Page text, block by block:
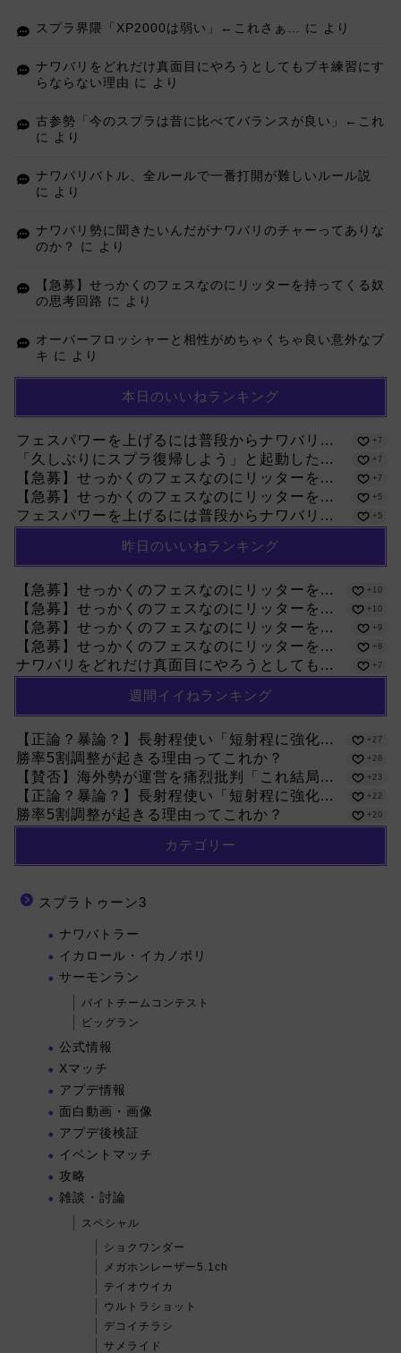
スプラ界隈「XP2000は弱い」←これさぁ… に より
ナワバリをどれだけ真面目にやろうとしてもブキ練習にす
らならない理由 に より
古参勢「今のスプラは昔に比べてバランスが良い」←これ
に
より
ナワバリバトル、全ルールで一番打開が難しいルール説
に
より
ナワバリ勢に聞きたいんだがナワバリのチャーってありな
のか？
に より
【急募】せっかくのフェスなのにリッターを持ってくる奴
の思考回路 に より
オーバーフロッシャーと相性がめちゃくちゃ良い意外なブ
キ に より
本日のいいねランキング
フェスパワーを上げるには普段からナワバリ... +7
「久しぶりにスプラ復帰しよう」と起動した... +7
【急募】せっかくのフェスなのにリッターを... +7
【急募】せっかくのフェスなのにリッターを... +5
フェスパワーを上げるには普段からナワバリ... +5
昨日のいいねランキング
【急募】せっかくのフェスなのにリッターを... +10
【急募】せっかくのフェスなのにリッターを... +10
【急募】せっかくのフェスなのにリッターを... +9
【急募】せっかくのフェスなのにリッターを... +8
ナワバリをどれだけ真面目にやろうとしても... +7
週間イイねランキング
【正論？暴論？】長射程使い「短射程に強化... +27
勝率5割調整が起きる理由ってこれか？ +26
【賛否】海外勢が運営を痛烈批判「これ結局... +23
【正論？暴論？】長射程使い「短射程に強化... +22
勝率5割調整が起きる理由ってこれか？ +20
カテゴリー
スプラトゥーン3
ナワバトラー
イカロール・イカノボリ
サーモンラン
バイトチームコンテスト
ビッグラン
公式情報
Xマッチ
アプデ情報
面白動画・画像
アプデ後検証
イベントマッチ
攻略
雑談・討論
スペシャル
ショクワンダー
メガホンレーザー5.1ch
テイオウイカ
ウルトラショット
デコイチラシ
サメライド